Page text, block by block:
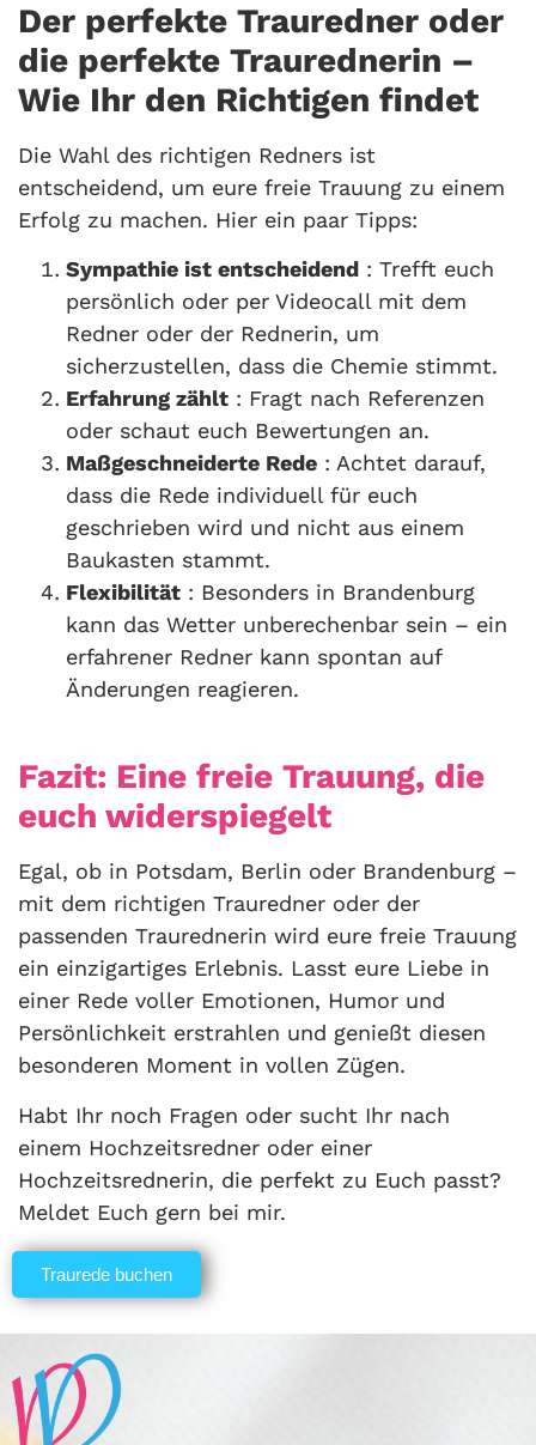
Der perfekte Trauredner oder
die perfekte Traurednerin –
Wie Ihr den Richtigen findet
Die Wahl des richtigen Redners ist
entscheidend, um eure freie Trauung zu einem
Erfolg zu machen. Hier ein paar Tipps:
Sympathie ist entscheidend : Trefft euch
persönlich oder per Videocall mit dem
Redner oder der Rednerin, um
sicherzustellen, dass die Chemie stimmt.
Erfahrung zählt : Fragt nach Referenzen
oder schaut euch Bewertungen an.
Maßgeschneiderte Rede : Achtet darauf,
dass die Rede individuell für euch
geschrieben wird und nicht aus einem
Baukasten stammt.
Flexibilität : Besonders in Brandenburg
kann das Wetter unberechenbar sein – ein
erfahrener Redner kann spontan auf
Änderungen reagieren.
Fazit: Eine freie Trauung, die
euch widerspiegelt
Egal, ob in Potsdam, Berlin oder Brandenburg –
mit dem richtigen Trauredner oder der
passenden Traurednerin wird eure freie Trauung
ein einzigartiges Erlebnis. Lasst eure Liebe in
einer Rede voller Emotionen, Humor und
Persönlichkeit erstrahlen und genießt diesen
besonderen Moment in vollen Zügen.
Habt Ihr noch Fragen oder sucht Ihr nach
einem Hochzeitsredner oder einer
Hochzeitsrednerin, die perfekt zu Euch passt?
Meldet Euch gern bei mir.
Traurede buchen